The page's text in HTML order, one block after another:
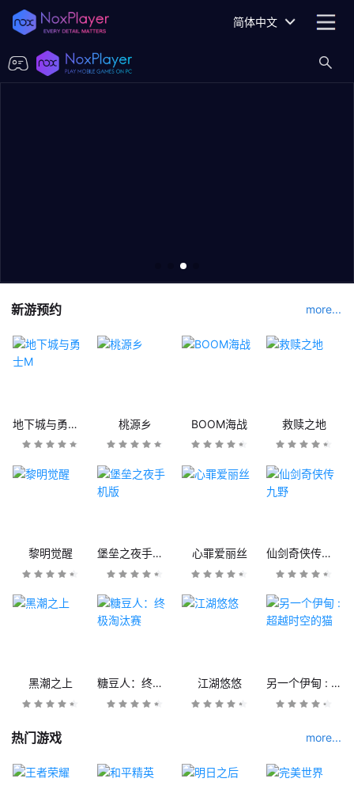
简体中文
新游预约 more...
地下城与勇士M 桃源乡 BOOM海战 救赎之地
黎明觉醒 堡垒之夜手机版 心罪爱丽丝 仙剑奇侠传九野
黑潮之上 糖豆人：终极淘汰赛 江湖悠悠 另一个伊甸 : 超越时空的猫
热门游戏 more...